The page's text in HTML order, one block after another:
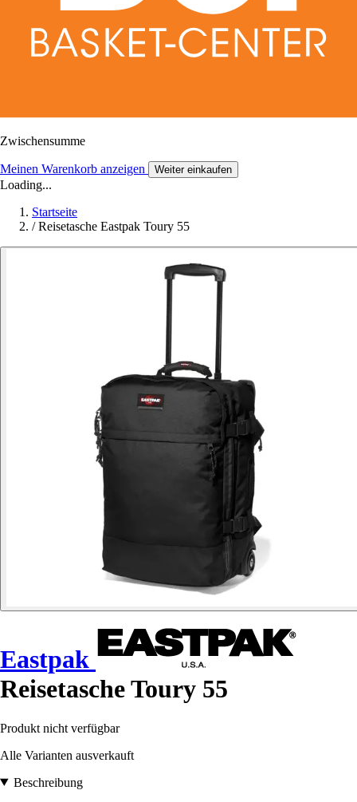
Zwischensumme
Meinen Warenkorb anzeigen Weiter einkaufen
Loading...
Startseite
/ Reisetasche Eastpak Toury 55
Eastpak
Reisetasche Toury 55
Produkt nicht verfügbar
Alle Varianten ausverkauft
Beschreibung